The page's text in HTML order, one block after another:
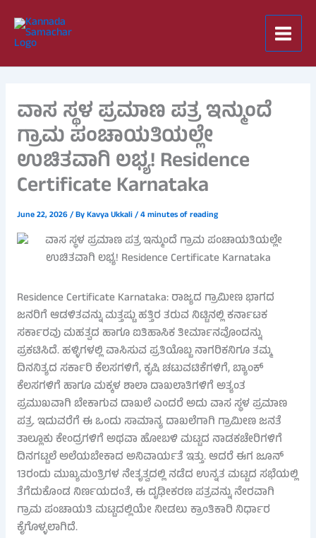
content
ವಾಸ ಸ್ಥಳ ಪ್ರಮಾಣ ಪತ್ರ ಇನ್ಮುಂದೆ
ಗ್ರಾಮ ಪಂಚಾಯತಿಯಲ್ಲೇ
ಉಚಿತವಾಗಿ ಲಭ್ಯ! Residence
Certificate Karnataka
June 22, 2026/ ByKavya Ukkali/4 minutes of reading
Residence Certificate Karnataka: ರಾಜ್ಯದ ಗ್ರಾಮೀಣ ಭಾಗದ
ಜನರಿಗೆ ಆಡಳಿತವನ್ನು ಮತ್ತಷ್ಟು ಹತ್ತಿರ ತರುವ ನಿಟ್ಟಿನಲ್ಲಿ ಕರ್ನಾಟಕ
ಸರ್ಕಾರವು ಮಹತ್ವದ ಹಾಗೂ ಐತಿಹಾಸಿಕ ತೀರ್ಮಾನವೊಂದನ್ನು
ಪ್ರಕಟಿಸಿದೆ. ಹಳ್ಳಿಗಳಲ್ಲಿ ವಾಸಿಸುವ ಪ್ರತಿಯೊಬ್ಬ ನಾಗರಿಕನಿಗೂ ತಮ್ಮ
ದಿನನಿತ್ಯದ ಸರ್ಕಾರಿ ಕೆಲಸಗಳಿಗೆ, ಕೃಷಿ ಚಟುವಟಿಕೆಗಳಿಗೆ, ಬ್ಯಾಂಕ್
ಕೆಲಸಗಳಿಗೆ ಹಾಗೂ ಮಕ್ಕಳ ಶಾಲಾ ದಾಖಲಾತಿಗಳಿಗೆ ಅತ್ಯಂತ
ಪ್ರಮುಖವಾಗಿ ಬೇಕಾಗುವ ದಾಖಲೆ ಎಂದರೆ ಅದು ವಾಸ ಸ್ಥಳ ಪ್ರಮಾಣ
ಪತ್ರ. ಇದುವರೆಗೆ ಈ ಒಂದು ಸಾಮಾನ್ಯ ದಾಖಲೆಗಾಗಿ ಗ್ರಾಮೀಣ ಜನತೆ
ತಾಲ್ಲೂಕು ಕೇಂದ್ರಗಳಿಗೆ ಅಥವಾ ಹೋಬಳಿ ಮಟ್ಟದ ನಾಡಕಚೇರಿಗಳಿಗೆ
ದಿನಗಟ್ಟಲೆ ಅಲೆಯಬೇಕಾದ ಅನಿವಾರ್ಯತೆ ಇತ್ತು. ಆದರೆ ಈಗ ಜೂನ್
13ರಂದು ಮುಖ್ಯಮಂತ್ರಿಗಳ ನೇತೃತ್ವದಲ್ಲಿ ನಡೆದ ಉನ್ನತ ಮಟ್ಟದ ಸಭೆಯಲ್ಲಿ
ತೆಗೆದುಕೊಂಡ ನಿರ್ಣಯದಂತೆ, ಈ ದೃಢೀಕರಣ ಪತ್ರವನ್ನು ನೇರವಾಗಿ
ಗ್ರಾಮ ಪಂಚಾಯತಿ ಮಟ್ಟದಲ್ಲಿಯೇ ನೀಡಲು ಕ್ರಾಂತಿಕಾರಿ ನಿರ್ಧಾರ
ಕೈಗೊಳ್ಳಲಾಗಿದೆ.